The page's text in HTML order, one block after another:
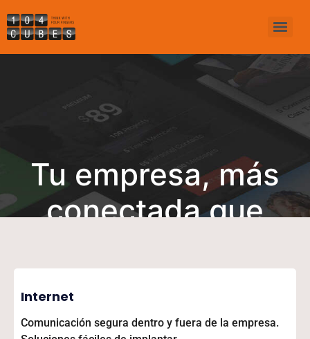
Tu empresa, más
conectada que
Internet
Comunicación segura dentro y fuera de la empresa.